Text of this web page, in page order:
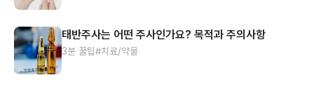
태반주사는 어떤 주사인가요? 목적과 주의사항
3분 꿀팁#치료/약물